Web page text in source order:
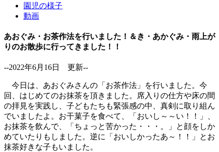
園児の様子
動画
あおぐみ・お茶作法を行いました！＆き・あかぐみ・雨上が
りのお散歩に行ってきました！！
--2022年6月16日 更新--
今日は、あおぐみさんの「お茶作法」を行いました。今
回、はじめてのお抹茶を頂きました。席入りの仕方や床の間
の拝見を実践し、子どもたちも緊張感の中、真剣に取り組ん
でいましたよ。お干菓子を食べて、「おいし～～い！！」、
お抹茶を飲んで、「ちょっと苦かった・・・。」と顔をしか
めていたりもしました。逆に「おいしかったあ～！！」とお
抹茶好きな子もいました。